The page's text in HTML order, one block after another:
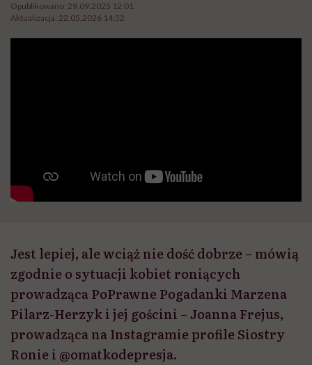
Opublikowano: 29.09.2025 12:01
Aktualizacja: 22.05.2026 14:52
Jest lepiej, ale wciąż nie dość dobrze – mówią
zgodnie o sytuacji kobiet roniących
prowadząca PoPrawne Pogadanki Marzena
Pilarz-Herzyk i jej gościni – Joanna Frejus,
prowadząca na Instagramie profile Siostry
Ronie i @omatkodepresja.